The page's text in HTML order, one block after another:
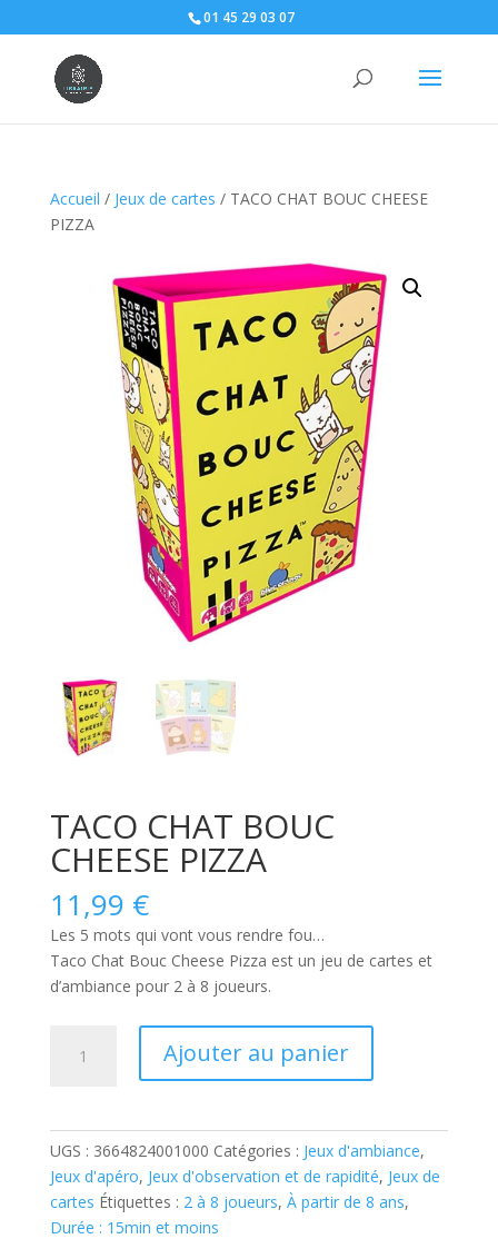
01 45 29 03 07
Accueil / Jeux de cartes / TACO CHAT BOUC CHEESE
PIZZA
TACO CHAT BOUC
CHEESE PIZZA
11,99 €
Les 5 mots qui vont vous rendre fou…
Taco Chat Bouc Cheese Pizza est un jeu de cartes et
d’ambiance pour 2 à 8 joueurs.
CHEESE
PIZZA
Ajouter au panier
UGS : 3664824001000 Catégories : Jeux d'ambiance,
Jeux d'apéro, Jeux d'observation et de rapidité, Jeux de
cartes Étiquettes : 2 à 8 joueurs, À partir de 8 ans,
Durée : 15min et moins